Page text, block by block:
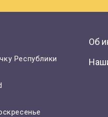
Республики
Об